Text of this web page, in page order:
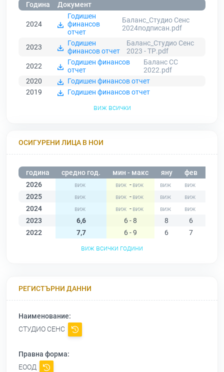
Година Документ
2024
Годишен
финансов
отчет
Баланс_Студио Сенс
2024подписан.pdf
2023
Годишен
финансов отчет
Баланс_Студио Сенс
2023 - ТР.pdf
2022
Годишен финансов
отчет
Баланс СС
2022.pdf
2020
Годишен финансов отчет
2019
Годишен финансов отчет
виж всички
ОСИГУРЕНИ ЛИЦА В НОИ
година средно год. мин - макс яну фев
2026
-
2025
-
2024
-
2023
6,6 6 - 8 8 6
2022
7,7 6 - 9 6 7
виж всички години
РЕГИСТЪРНИ ДАННИ
Наименование:
СТУДИО СЕНС
Правна форма:
ЕООД